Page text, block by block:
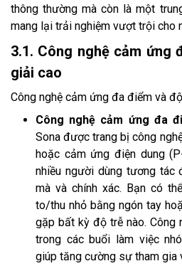
thông thường mà còn là một
mang lại trải nghiệm vượt trội cho
3.1. Công nghệ cảm ứng
giải cao
Công nghệ cảm ứng đa điểm và
Công nghệ cảm ứng đa
Sona được trang bị công
hoặc cảm ứng điện dung
nhiều người dùng tương tác
mà và chính xác. Bạn có
to/thu nhỏ bằng ngón tay
gặp bất kỳ độ trễ nào. Công
trong các buổi làm việc
giúp tăng cường sự tham gia